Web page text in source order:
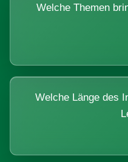
Welche Themen
Welche Länge des